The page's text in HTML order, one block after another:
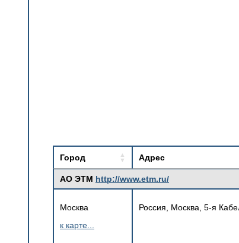
Город Адрес
АО ЭТМ http://www.etm.ru/
Москва
к карте...
Россия, Москва, 5-я